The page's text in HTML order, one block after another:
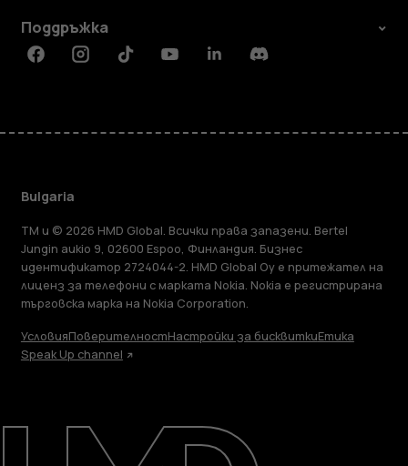
Ремонт, повторна употреба,
рециклиране
Поддръжка
FacebookInstagramTiktokYoutubeLinkedinDiscord
Bulgaria
TM и © 2026 HMD Global. Всички права запазени. Bertel
Jungin aukio 9, 02600 Espoo, Финландия. Бизнес
идентификатор 2724044-2. HMD Global Oy е притежател на
лиценз за телефони с марката Nokia. Nokia е регистрирана
търговска марка на Nokia Corporation.
УсловияПоверителностНастройки за бисквиткиЕтика
Speak Up channel